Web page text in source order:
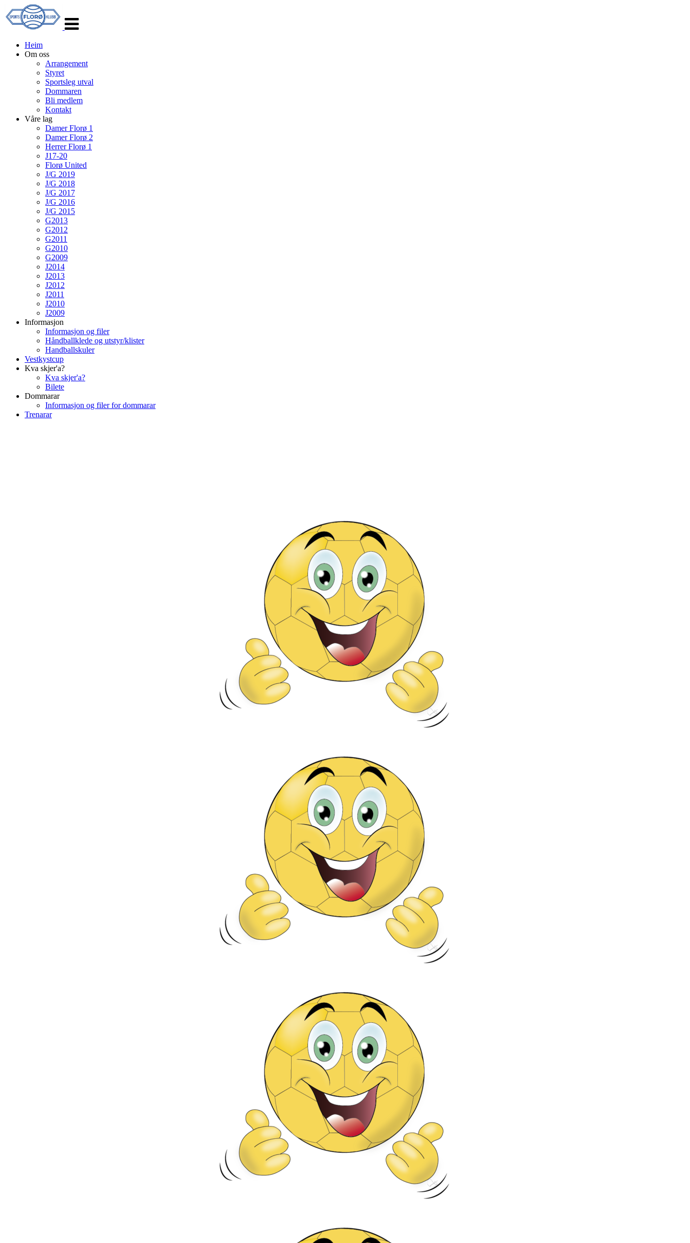
navigasjon
Heim
Om oss
Arrangement
Styret
Sportsleg utval
Dommaren
Bli medlem
Kontakt
Våre lag
Damer Florø 1
Damer Florø 2
Herrer Florø 1
J17-20
Florø United
J/G 2019
J/G 2018
J/G 2017
J/G 2016
J/G 2015
G2013
G2012
G2011
G2010
G2009
J2014
J2013
J2012
J2011
J2010
J2009
Informasjon
Informasjon og filer
Håndballklede og utstyr/klister
Handballskuler
Vestkystcup
Kva skjer'a?
Kva skjer'a?
Bilete
Dommarar
Informasjon og filer for dommarar
Trenarar